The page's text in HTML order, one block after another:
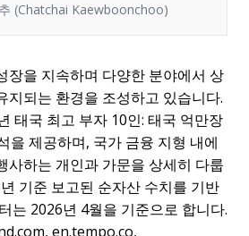
(Chatchai Kaewboonchoo)
장을 지속하며 다양한 분야에서 상
지되는 환경을 조성하고 있습니다.
태국 최고 부자 10인: 태국 억만장
을 제공하며, 국가 금융 지형 내에
사하는 개인과 가문을 상세히 다룹
기준 보고된 순자산 수치를 기반
는 2026년 4월을 기준으로 합니다.
en.tempo.co,